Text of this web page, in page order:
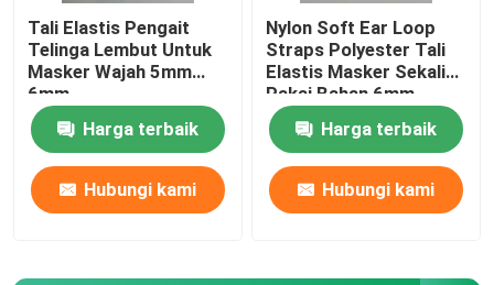
Lingkaran Telinga Elastis Masker Wajah
Loop Telinga Elastis Lembut
Pengait Telinga Elastis Bulat
Tali Elastis Pengait
Telinga Lembut Untuk
Masker Wajah 5mm
6mm
Harga terbaik
Hubungi kami
Nylon Soft Ear Loop
Straps Polyester Tali
Elastis Masker Sekali
Pakai Bahan 6mm
Harga terbaik
Hubungi kami